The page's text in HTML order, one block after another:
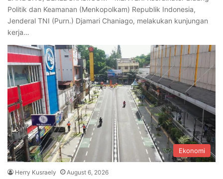
Politik dan Keamanan (Menkopolkam) Republik Indonesia,
Jenderal TNI (Purn.) Djamari Chaniago, melakukan kunjungan
kerja…
Ekonomi
Herry Kusraely August 6, 2026